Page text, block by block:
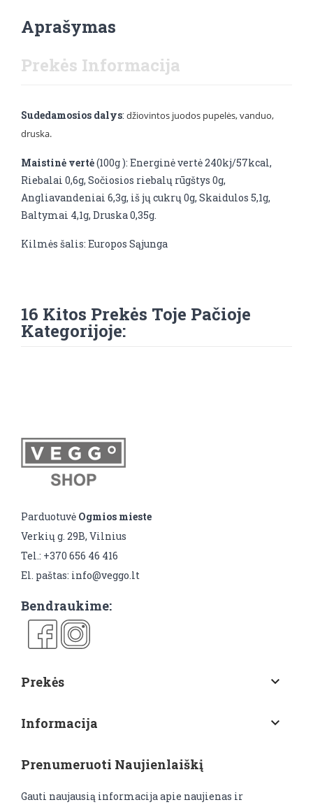
Aprašymas
Prekės Informacija
Sudedamosios dalys: džiovintos juodos pupelės, vanduo,
druska.
Maistinė vertė(100g ): Energinė vertė 240kj/57kcal,
Riebalai 0,6g, Sočiosios riebalų rūgštys 0g,
Angliavandeniai 6,3g, iš jų cukrų 0g, Skaidulos 5,1g,
Baltymai 4,1g, Druska 0,35g.
Kilmės šalis: Europos Sąjunga
16 Kitos Prekės Toje Pačioje
Kategorijoje:
Parduotuvė Ogmios mieste
Verkių g. 29B, Vilnius
Tel.: +370 656 46 416
El. paštas: info@veggo.lt
Bendraukime:
Prekės keyboard_arrow_down
Informacija keyboard_arrow_down
Prenumeruoti Naujienlaiškį
Gauti naujausią informacija apie naujienas ir